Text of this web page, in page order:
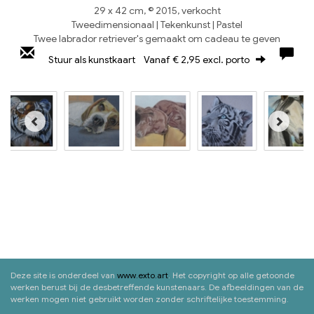
29 x 42 cm, © 2015, verkocht
Tweedimensionaal | Tekenkunst | Pastel
Twee labrador retriever's gemaakt om cadeau te geven
Stuur als kunstkaart Vanaf € 2,95 excl. porto
Deze site is onderdeel van www.exto.art. Het copyright op alle getoonde
werken berust bij de desbetreffende kunstenaars. De afbeeldingen van de
werken mogen niet gebruikt worden zonder schriftelijke toestemming.